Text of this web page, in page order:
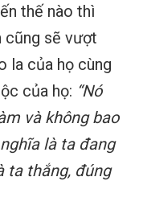
thế nào thì
cũng sẽ vượt
la của họ cùng
của họ: “Nó
và không bao
là ta đang
ta thắng, đúng